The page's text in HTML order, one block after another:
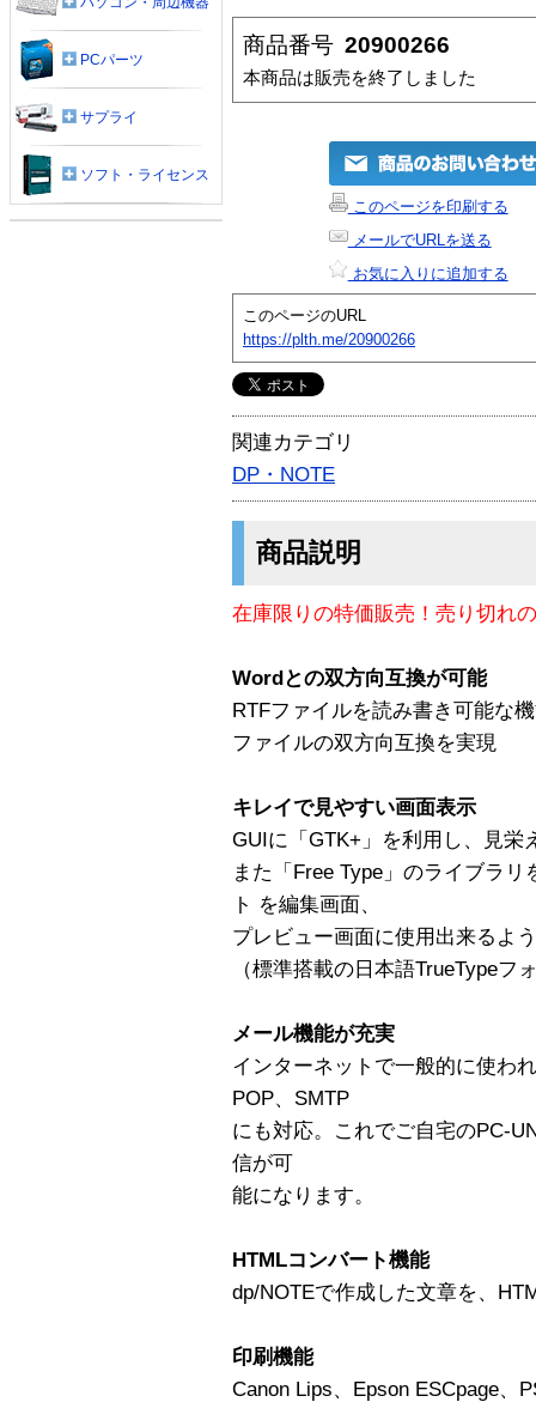
商品番号 20900266
本商品は販売を終了しました
このページを印刷する
メールでURLを送る
お気に入りに追加する
このページのURL
https://plth.me/20900266
関連カテゴリ
DP・NOTE
商品説明
在庫限りの特価販売！売り切れ
Wordとの双方向互換が可能
RTFファイルを読み書き可能な
ファイルの双方向互換を実現
キレイで見やすい画面表示
GUIに「GTK+」を利用し、見栄
また「Free Type」のライブラ
ト を編集画面、
プレビュー画面に使用出来るよ
（標準搭載の日本語TrueTypeフ
メール機能が充実
インターネットで一般的に使わ
POP、SMTP
にも対応。これでご自宅のPC-
信が可
能になります。
HTMLコンバート機能
dp/NOTEで作成した文章を、
印刷機能
Canon Lips、Epson ESCpage、
PCパーツ
サプライ
ソフト・ライセンス